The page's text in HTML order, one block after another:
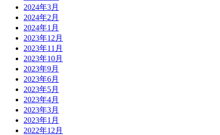
2024年3月
2024年2月
2024年1月
2023年12月
2023年11月
2023年10月
2023年9月
2023年6月
2023年5月
2023年4月
2023年3月
2023年1月
2022年12月